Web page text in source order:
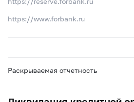
https://www.forbank.ru
Раскрываемая отчетность